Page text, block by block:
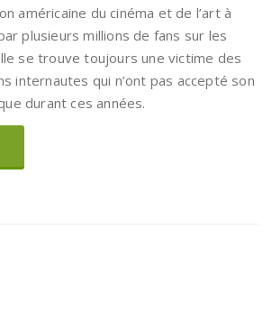
américaine du cinéma et de l’art à
plusieurs millions de fans sur les
se trouve toujours une victime des
internautes qui n’ont pas accepté son
durant ces années.